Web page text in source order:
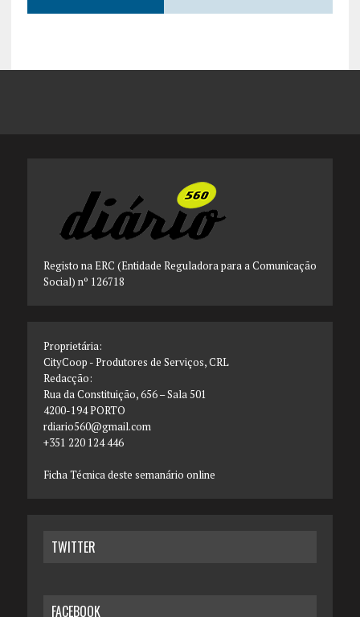
Registo na ERC (Entidade Reguladora para a Comunicação
Social) nº 126718
Proprietária:
CityCoop - Produtores de Serviços, CRL
Redacção:
Rua da Constituição, 656 – Sala 501
4200-194 PORTO
rdiario560@gmail.com
+351 220 124 446
Ficha Técnica deste semanário online
TWITTER
FACEBOOK